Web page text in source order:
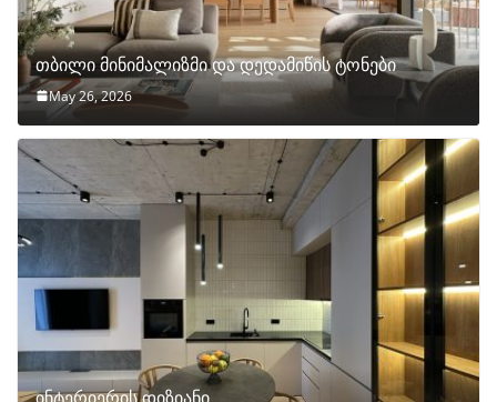
თბილი მინიმალიზმი და დედამიწის ტონები
May 26, 2026